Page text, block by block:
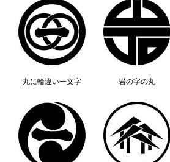
丸に輪違い一文字 岩の字の丸